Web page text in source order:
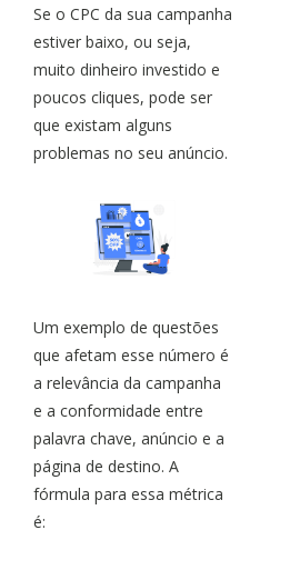
Se o CPC da sua campanha
estiver baixo, ou seja,
muito dinheiro investido e
poucos cliques, pode ser
que existam alguns
problemas no seu anúncio.
Um exemplo de questões
que afetam esse número é
a relevância da campanha
e a conformidade entre
palavra chave, anúncio e a
página de destino. A
fórmula para essa métrica
é: